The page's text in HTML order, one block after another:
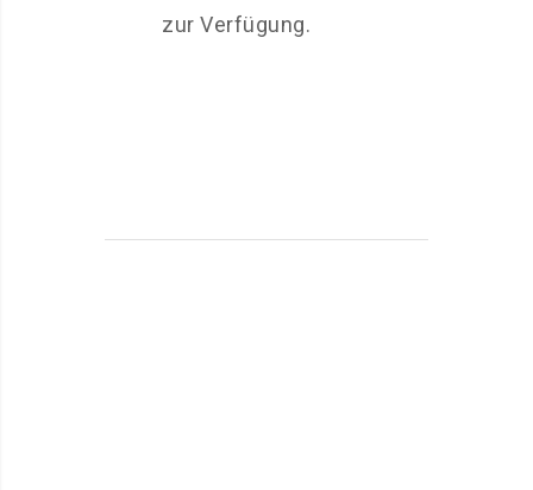
zur Verfügung.